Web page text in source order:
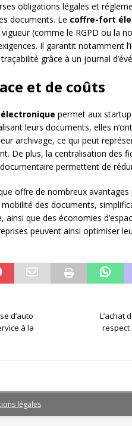
obligations légales et
documents. Le coffre-fort
(comme le RGPD ou la
Il garantit notamment
grâce à un journal
et de coûts
permet aux
leurs documents, elles
archivage, ce qui peut
De plus, la centralisation des
permettent de
offre de nombreux
des documents,
que des économies
peuvent ainsi optimiser
d’auto
à la
L’achat
respect
légales